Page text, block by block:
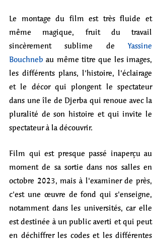
Le montage du film est très fluide et
même magique, fruit du travail
sincèrement sublime de Yassine
Bouchneb au même titre que les images,
les différents plans, l'histoire, l'éclairage
et le décor qui plongent le spectateur
dans une île de Djerba qui renoue avec la
pluralité de son histoire et qui invite le
spectateur à la découvrir.
Film qui est presque passé inaperçu au
moment de sa sortie dans nos salles en
octobre 2023, mais à l'examiner de près,
c'est une œuvre de fond qui s'enseigne,
notamment dans les universités, car elle
est destinée à un public averti et qui peut
en déchiffrer les codes et les différentes